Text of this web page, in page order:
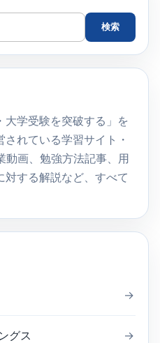
検索
大学受験を突破する」を
れている学習サイト・
動画、勉強方法記事、用
する解説など、すべて
→
グス →